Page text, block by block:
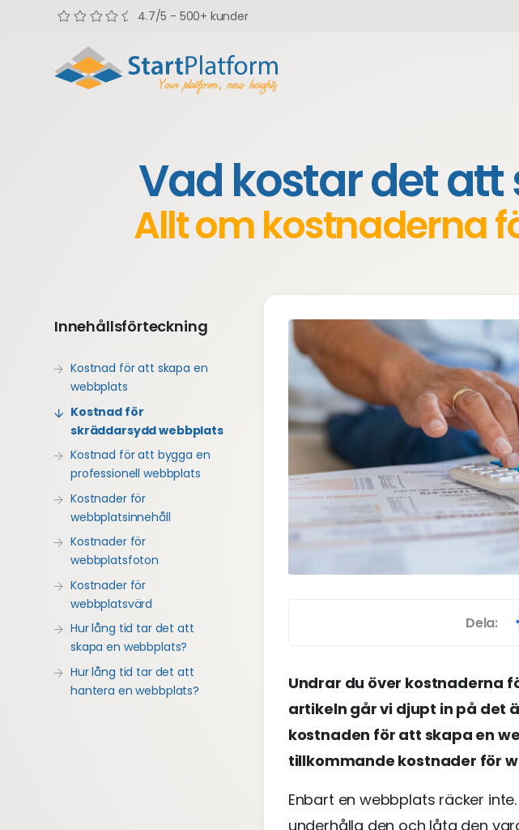
Vad kostar det
Allt om kostnaderna
Innehållsförteckning
Kostnad för att skapa en
webbplats
Kostnad för
skräddarsydd webbplats
Kostnad för att bygga en
professionell webbplats
Kostnader för
webbplatsinnehåll
Kostnader för
webbplatsfoton
Kostnader för
webbplatsvärd
Hur lång tid tar det att
skapa en webbplats?
Hur lång tid tar det att
hantera en webbplats?
Dela:
Undrar du över kostnaderna
artikeln går vi djupt in på det
kostnaden för att skapa en
tillkommande kostnader för
Enbart en webbplats räcker
underhålla den och låta den
4.7/5 - 500+ kunder